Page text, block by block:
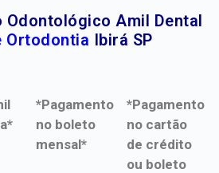
Odontológico Amil Dental
Ortodontia Ibirá SP
*Pagamento
no boleto
mensal*
*Pagamento
no cartão
de crédito
ou boleto